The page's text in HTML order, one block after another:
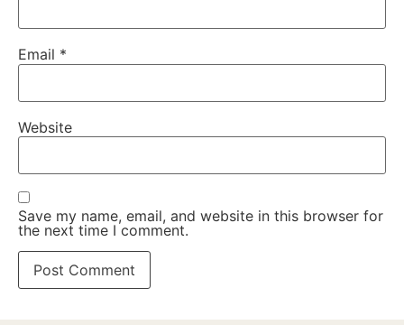
Email *
Website
Save my name, email, and website in this browser for
the next time I comment.